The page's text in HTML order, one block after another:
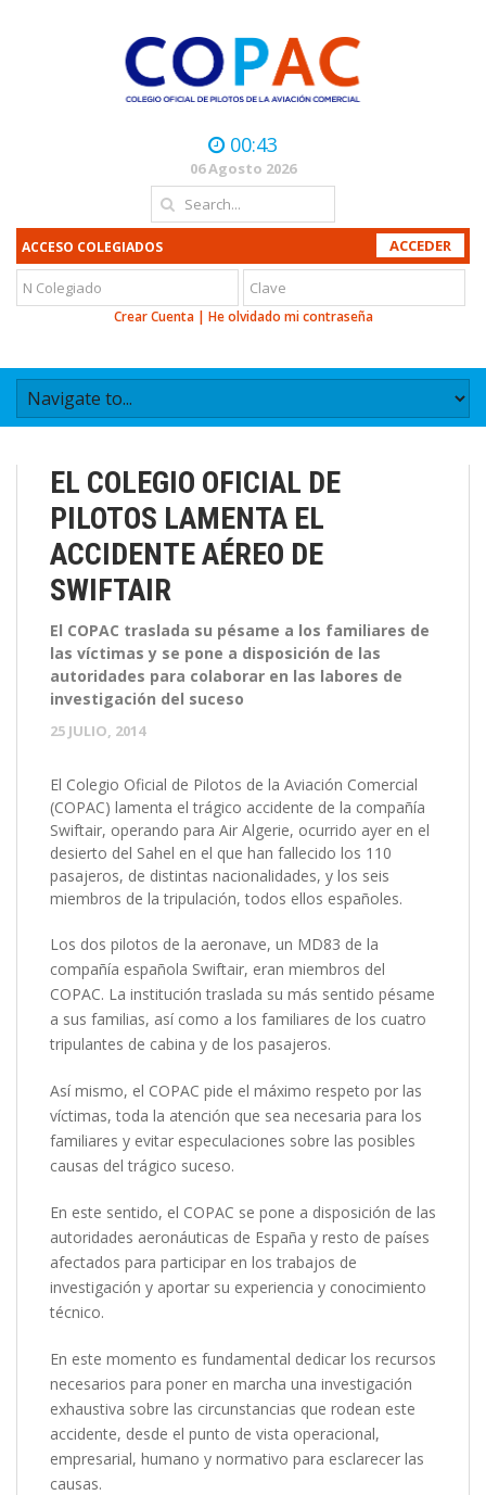
00:43
06 Agosto 2026
ACCESO COLEGIADOS
Crear Cuenta| He olvidado mi contraseña
EL COLEGIO OFICIAL DE
PILOTOS LAMENTA EL
ACCIDENTE AÉREO DE
SWIFTAIR
El COPAC traslada su pésame a los familiares de
las víctimas y se pone a disposición de las
autoridades para colaborar en las labores de
investigación del suceso
25 JULIO, 2014
El Colegio Oficial de Pilotos de la Aviación Comercial
(COPAC) lamenta el trágico accidente de la compañía
Swiftair, operando para Air Algerie, ocurrido ayer en el
desierto del Sahel en el que han fallecido los 110
pasajeros, de distintas nacionalidades, y los seis
miembros de la tripulación, todos ellos españoles.
Los dos pilotos de la aeronave, un MD83 de la
compañía española Swiftair, eran miembros del
COPAC. La institución traslada su más sentido pésame
a sus familias, así como a los familiares de los cuatro
tripulantes de cabina y de los pasajeros.
Así mismo, el COPAC pide el máximo respeto por las
víctimas, toda la atención que sea necesaria para los
familiares y evitar especulaciones sobre las posibles
causas del trágico suceso.
En este sentido, el COPAC se pone a disposición de las
autoridades aeronáuticas de España y resto de países
afectados para participar en los trabajos de
investigación y aportar su experiencia y conocimiento
técnico.
En este momento es fundamental dedicar los recursos
necesarios para poner en marcha una investigación
exhaustiva sobre las circunstancias que rodean este
accidente, desde el punto de vista operacional,
empresarial, humano y normativo para esclarecer las
causas.